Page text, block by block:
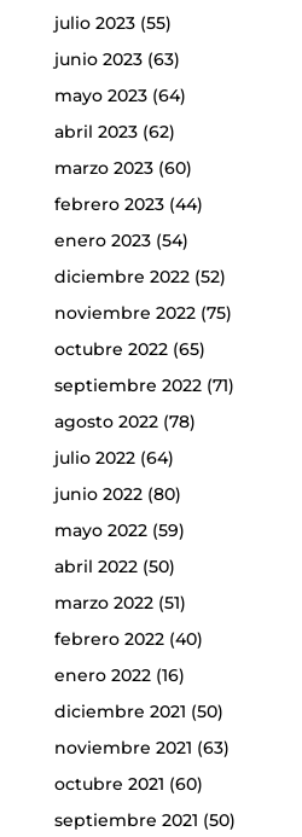
julio 2023(55)
junio 2023(63)
mayo 2023(64)
abril 2023(62)
marzo 2023(60)
febrero 2023(44)
enero 2023(54)
diciembre 2022(52)
noviembre 2022(75)
octubre 2022(65)
septiembre 2022(71)
agosto 2022(78)
julio 2022(64)
junio 2022(80)
mayo 2022(59)
abril 2022(50)
marzo 2022(51)
febrero 2022(40)
enero 2022(16)
diciembre 2021 (50)
noviembre 2021 (63)
octubre 2021 (60)
septiembre 2021 (50)